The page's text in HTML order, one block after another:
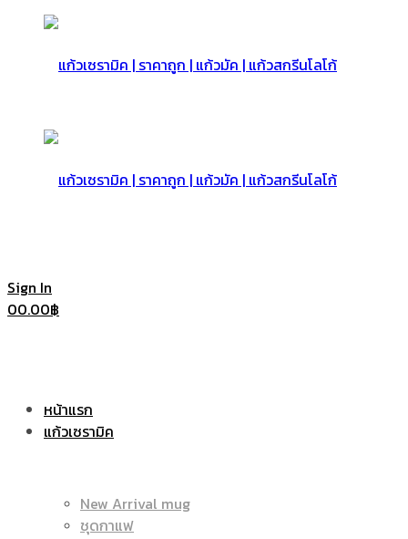
Sign In
00.00฿
หน้าแรก
แก้วเซรามิค
New Arrival mug
ชุดกาแฟ